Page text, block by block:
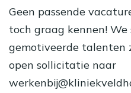
Geen passende
toch graag kennen!
gemotiveerde talenten
open sollicitatie naar